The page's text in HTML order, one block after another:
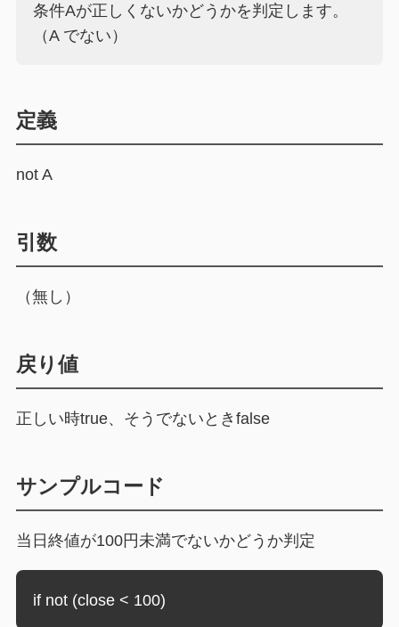
条件Aが正しくないかどうかを判定します。
（A でない）
定義
not A
引数
（無し）
戻り値
正しい時true、そうでないときfalse
サンプルコード
当日終値が100円未満でないかどうか判定
if not (close < 100)